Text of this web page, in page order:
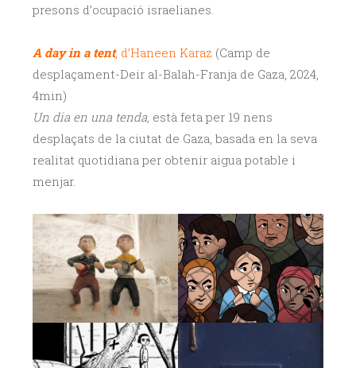
presons d’ocupació israelianes.
A day in a tent, d’Haneen Karaz (Camp de
desplaçament-Deir al-Balah-Franja de Gaza, 2024,
4min)
Un dia en una tenda, està feta per 19 nens
desplaçats de la ciutat de Gaza, basada en la seva
realitat quotidiana per obtenir aigua potable i
menjar.